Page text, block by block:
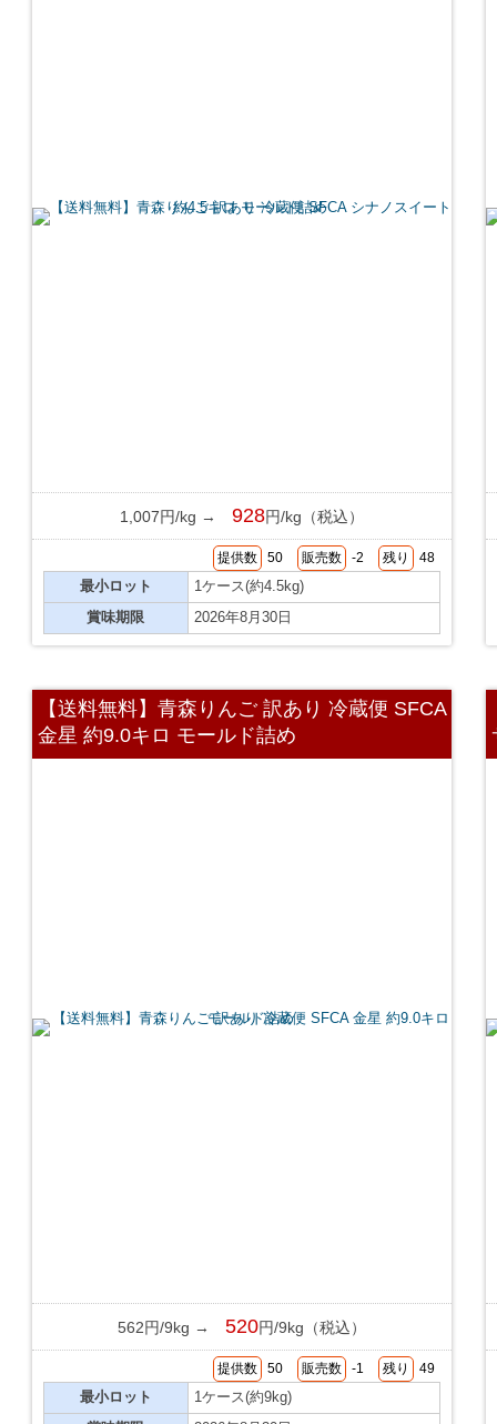
1,007円/kg → 928円/kg（税込）
提供数 50 販売数 -2 残り 48
最小ロット
1ケース(約4.5kg)
賞味期限
2026年8月30日
【送料無料】青森りんご 訳あり 冷蔵便 SFCA
金星 約9.0キロ モールド詰め
562円/9kg → 520円/9kg（税込）
提供数 50 販売数 -1 残り 49
最小ロット
1ケース(約9kg)